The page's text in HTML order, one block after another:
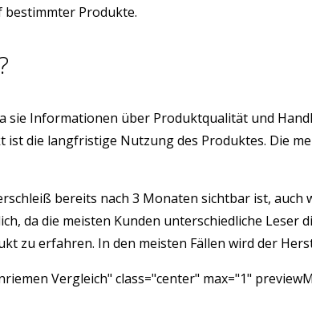
bestimmter Produkte.
sie Informationen über Produktqualität und
die langfristige Nutzung des Produktes. Die
bereits nach 3 Monaten sichtbar ist,
da die meisten Kunden unterschiedliche
zu erfahren. In den meisten Fällen wird der
Vergleich" class="center" max="1"